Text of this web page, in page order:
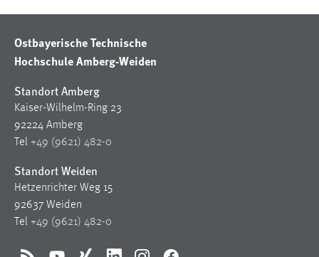
Ostbayerische Technische
Hochschule Amberg-Weiden
Standort Amberg
Kaiser-Wilhelm-Ring 23
92224 Amberg
Tel +49 (9621) 482-0
Standort Weiden
Hetzenrichter Weg 15
92637 Weiden
Tel +49 (9621) 482-0